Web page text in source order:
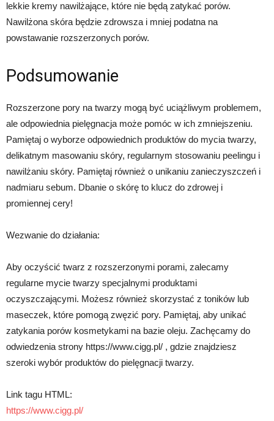
lekkie kremy nawilżające, które nie będą zatykać porów.
Nawilżona skóra będzie zdrowsza i mniej podatna na
powstawanie rozszerzonych porów.
Podsumowanie
Rozszerzone pory na twarzy mogą być uciążliwym problemem,
ale odpowiednia pielęgnacja może pomóc w ich zmniejszeniu.
Pamiętaj o wyborze odpowiednich produktów do mycia twarzy,
delikatnym masowaniu skóry, regularnym stosowaniu peelingu i
nawilżaniu skóry. Pamiętaj również o unikaniu zanieczyszczeń i
nadmiaru sebum. Dbanie o skórę to klucz do zdrowej i
promiennej cery!
Wezwanie do działania:
Aby oczyścić twarz z rozszerzonymi porami, zalecamy
regularne mycie twarzy specjalnymi produktami
oczyszczającymi. Możesz również skorzystać z toników lub
maseczek, które pomogą zwęzić pory. Pamiętaj, aby unikać
zatykania porów kosmetykami na bazie oleju. Zachęcamy do
odwiedzenia strony https://www.cigg.pl/ , gdzie znajdziesz
szeroki wybór produktów do pielęgnacji twarzy.
Link tagu HTML:
https://www.cigg.pl/